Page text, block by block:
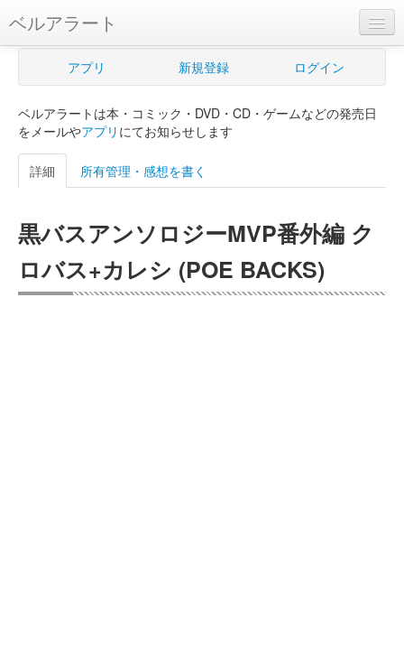
ベルアラート
ベルアラートとは
新規登録
ログイン
購入管理
Myシェルフ
アプリ 新規登録 ログイン
ベルアラートは本・コミック・DVD・CD・ゲームなどの発売日
をメールやアプリ にてお知らせします
詳細 所有管理・感想を書く
黒バスアンソロジーMVP番外編 ク
ロバス+カレシ (POE BACKS)